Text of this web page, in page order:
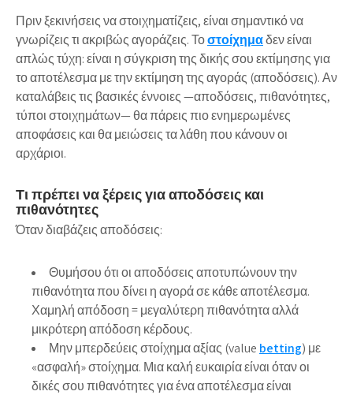
Πριν ξεκινήσεις να στοιχηματίζεις, είναι σημαντικό να
γνωρίζεις τι ακριβώς αγοράζεις. Τοστοίχημαδεν είναι
απλώς τύχη: είναι η σύγκριση της δικής σου εκτίμησης για
το αποτέλεσμα με την εκτίμηση της αγοράς (αποδόσεις). Αν
καταλάβεις τις βασικές έννοιες —αποδόσεις, πιθανότητες,
τύποι στοιχημάτων— θα πάρεις πιο ενημερωμένες
αποφάσεις και θα μειώσεις τα λάθη που κάνουν οι
αρχάριοι.
Τι πρέπει να ξέρεις για αποδόσεις και
πιθανότητες
Όταν διαβάζεις αποδόσεις:
Θυμήσου ότι οι αποδόσεις αποτυπώνουν την
πιθανότητα που δίνει η αγορά σε κάθε αποτέλεσμα.
Χαμηλή απόδοση = μεγαλύτερη πιθανότητα αλλά
μικρότερη απόδοση κέρδους.
Μην μπερδεύεις στοίχημα αξίας (value betting) με
«ασφαλή» στοίχημα. Μια καλή ευκαιρία είναι όταν οι
δικές σου πιθανότητες για ένα αποτέλεσμα είναι